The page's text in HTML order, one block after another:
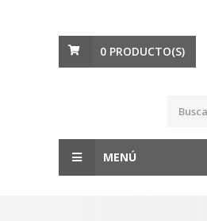
0 PRODUCTO(S)
MENÚ